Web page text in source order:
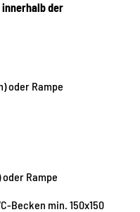
innerhalb der
oder Rampe
Rampe
Becken min. 150x150